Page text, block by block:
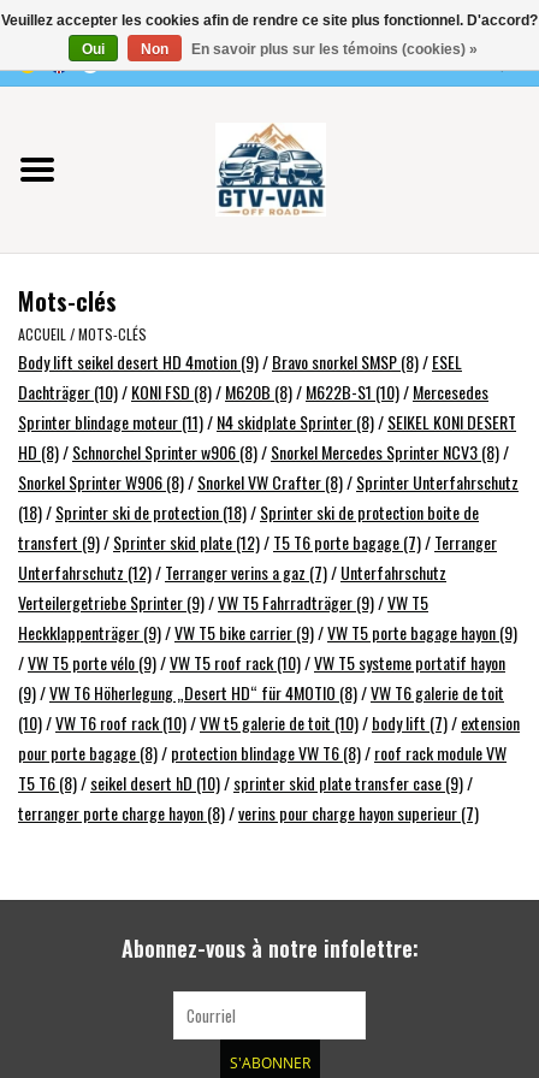
0 Articles - €0,00
Utilisez
les
flèches
haut
et
bas
pour
Appuyez
sur
Entrée
pour
accéder
au
résultat
de
recherche
sélectionné.
Les
utilisateurs
d'appareils
tactiles
peuvent
se
gestes
que
toucher
glisser.
Vito / classe V - 447
Viano /Vito 639
VW T7 2025
VW T6
VW T5
VW CRAFTER / MAN TGE
SPRINTER VS30 / 907
Sprinter 906 / NCV3
FORD TRANSIT / + CUSTOM
AUTRES VANS
Mots-clés
ACCUEIL /MOTS-CLÉS
Body lift seikel desert HD 4motion(9)/Bravo snorkel SMSP(8)/ESEL
Dachträger(10)/KONI FSD (8)/M620B (8)/M622B-S1 (10)/Mercesedes
Sprinter blindage moteur(11)/N4 skidplate Sprinter(8)/SEIKEL KONI DESERT
HD (8)/Schnorchel Sprinter w906(8)/Snorkel Mercedes Sprinter NCV3(8)/
Snorkel Sprinter W906(8)/Snorkel VW Crafter(8)/Sprinter Unterfahrschutz
(18)/Sprinter ski de protection(18)/Sprinter ski de protection boite de
transfert (9)/Sprinter skid plate(12)/T5 T6 porte bagage(7)/Terranger
Unterfahrschutz (12)/Terranger verins a gaz (7)/Unterfahrschutz
Verteilergetriebe Sprinter(9)/VW T5 Fahrradträger(9)/VW T5
Heckklappenträger(9)/VW T5 bike carrier(9)/VW T5 porte bagage hayon(9)
/VW T5 porte vélo(9)/VW T5 roof rack(10)/VW T5 systeme portatif hayon
(9)/VW T6 Höherlegung „Desert HD“ für 4MOTIO (8)/VW T6 galerie de toit
(10)/VW T6 roof rack(10)/VW t5 galerie de toit (10)/body lift (7)/extension
pour porte bagage(8)/protection blindage VW T6(8)/roof rack module VW
T5 T6(8)/seikel desert hD (10)/sprinter skid plate transfer case(9)/
terranger porte charge hayon(8)/verins pour charge hayon superieur(7)
Abonnez-vous à notre infolettre:
S'ABONNER
Veuillez accepter les cookies afin de rendre ce site plus fonctionnel. D'accord?
Oui
Non En savoir plus sur les témoins (cookies) »